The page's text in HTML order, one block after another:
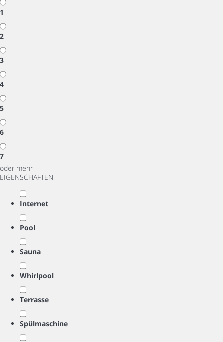
1
2
3
4
5
6
7
oder mehr
EIGENSCHAFTEN
Internet
Pool
Sauna
Whirlpool
Terrasse
Spülmaschine